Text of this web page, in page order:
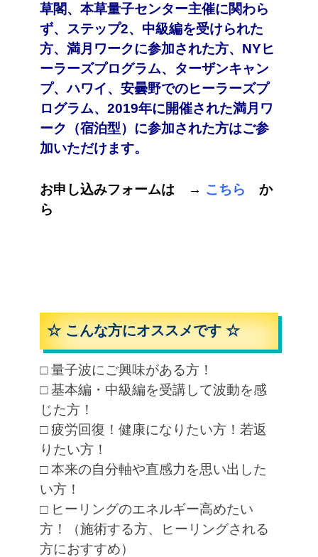
草閣、本草量子センター主催に関わら
ず、ステップ2、中級編を受けられた
方、満月ワークに参加された方、NYヒ
ーラーズプログラム、ターザンキャン
プ、ハワイ、安曇野でのヒーラーズプ
ログラム、2019年に開催された満月ワ
ーク（宿泊型）に参加された方はご参
加いただけます。
お申し込みフォームは → こちら か
ら
☆ こんな方にオススメです ☆
□ 量子波にご興味がある方！
□ 基本編・中級編を受講して波動を感
じた方！
□ 疲労回復！健康になりたい方！若返
りたい方！
□ 本来の自分軸や直感力を思い出した
い方！
□ ヒーリングのエネルギー高めたい
方！（施術する方、ヒーリングされる
方におすすめ）